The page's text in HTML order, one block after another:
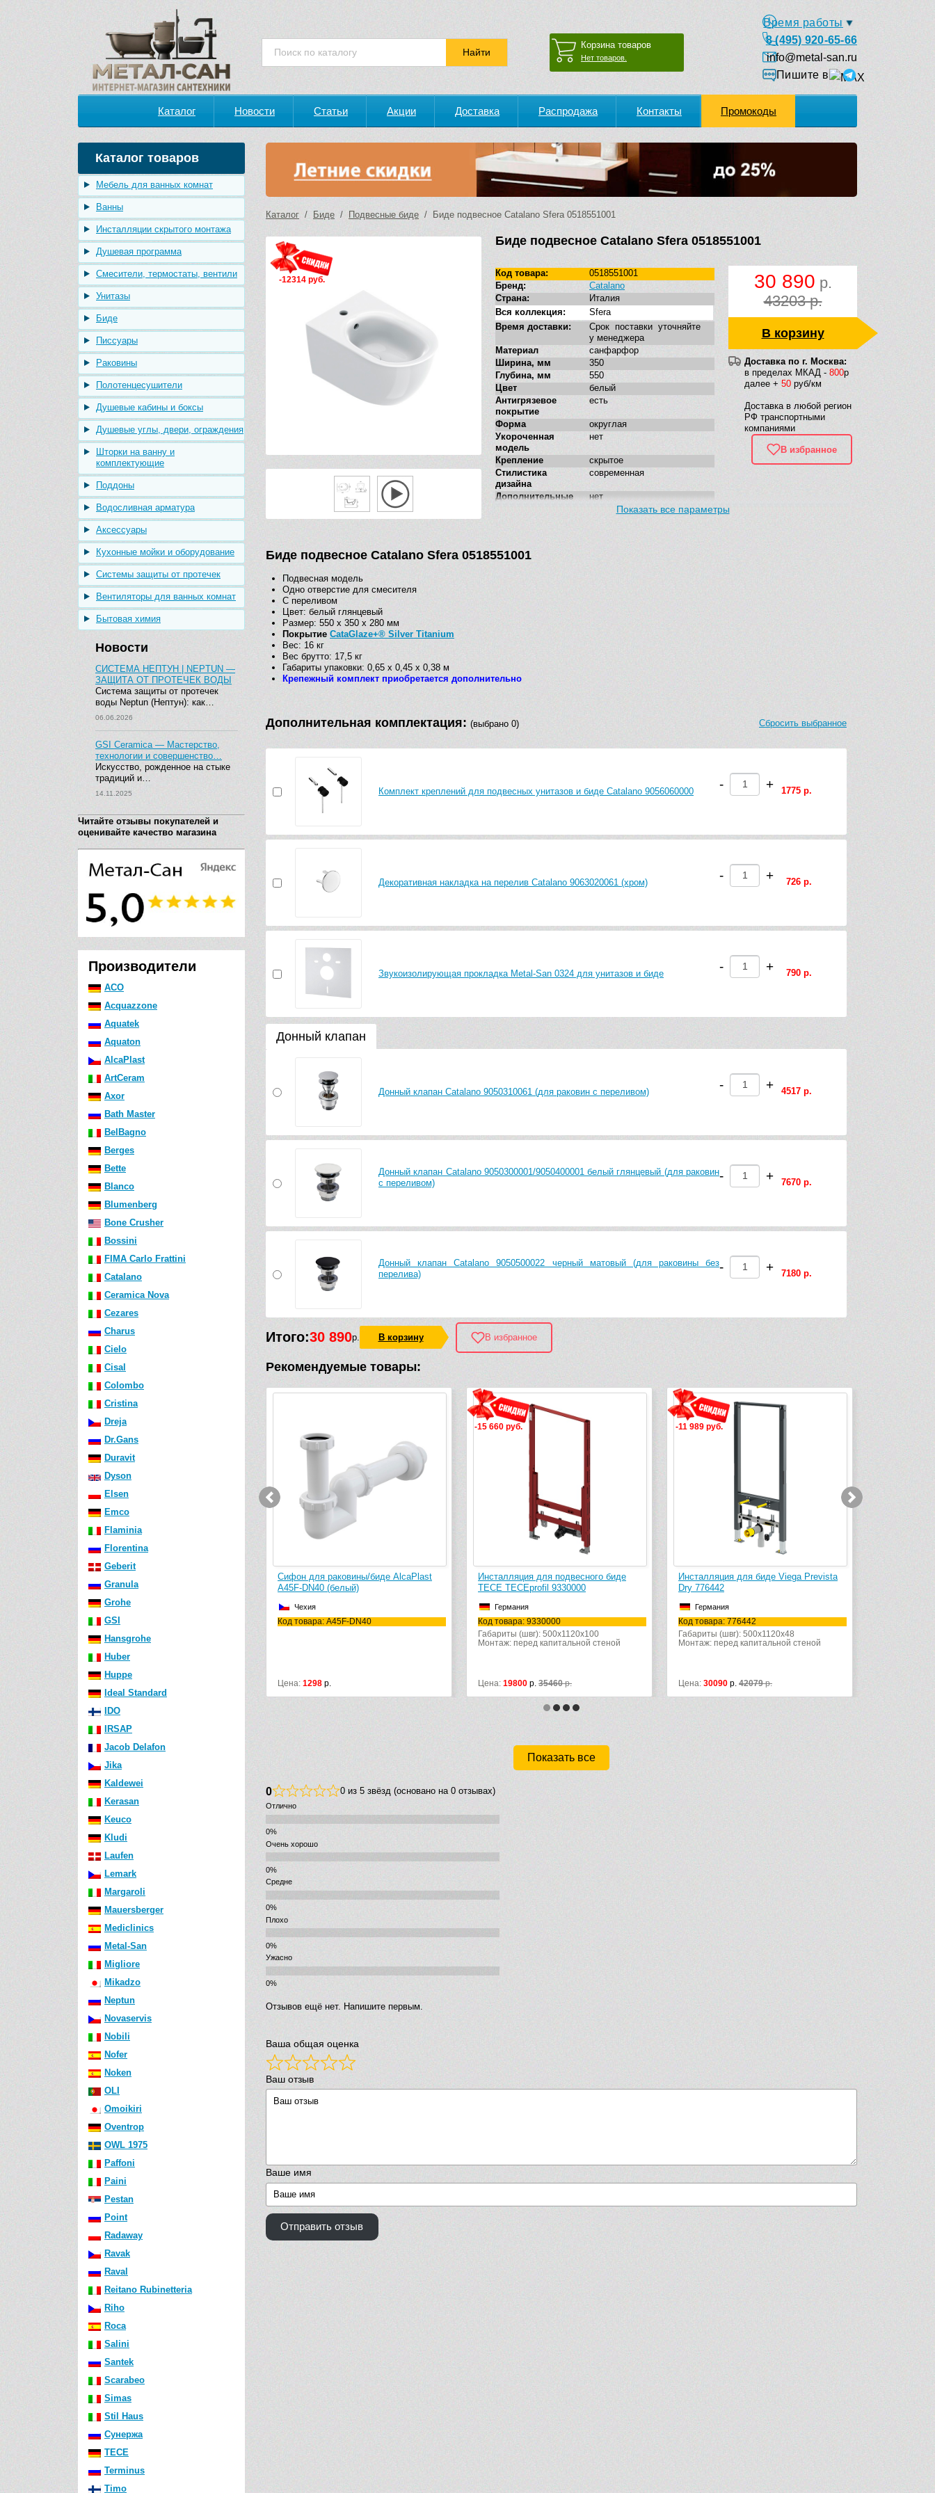
Корзина товаров
Нет товаров.
Время работы
8 (495) 920-65-66
info@metal-san.ru
Пишите в
Каталог Новости Статьи Акции Доставка Распродажа Контакты Промокоды
Каталог товаров
Мебель для ванных комнат
Ванны
Инсталляции скрытого монтажа
Душевая программа
Смесители, термостаты, вентили
Унитазы
Биде
Писсуары
Раковины
Полотенцесушители
Душевые кабины и боксы
Душевые углы, двери, ограждения
Шторки на ванну и
комплектующие
Поддоны
Водосливная арматура
Аксессуары
Кухонные мойки и оборудование
Системы защиты от протечек
Вентиляторы для ванных комнат
Бытовая химия
Новости
СИСТЕМА НЕПТУН | NEPTUN —
ЗАЩИТА ОТ ПРОТЕЧЕК ВОДЫ
Система защиты от протечек
воды Neptun (Нептун): как…
06.06.2026
GSI Ceramica — Мастерство,
технологии и совершенство…
Искусство, рожденное на стыке
традиций и…
14.11.2025
Читайте отзывы покупателей и
оценивайте качество магазина
Производители
ACO
Acquazzone
Aquatek
Aquaton
AlcaPlast
ArtCeram
Axor
Bath Master
BelBagno
Berges
Bette
Blanco
Blumenberg
Bone Crusher
Bossini
FIMA Carlo Frattini
Catalano
Ceramica Nova
Cezares
Charus
Cielo
Cisal
Colombo
Cristina
Dreja
Dr.Gans
Duravit
Dyson
Elsen
Emco
Flaminia
Florentina
Geberit
Granula
Grohe
GSI
Hansgrohe
Huber
Huppe
Ideal Standard
IDO
IRSAP
Jacob Delafon
Jika
Kaldewei
Kerasan
Keuco
Kludi
Laufen
Lemark
Margaroli
Mauersberger
Mediclinics
Metal-San
Migliore
Mikadzo
Neptun
Novaservis
Nobili
Nofer
Noken
OLI
Omoikiri
Oventrop
OWL 1975
Paffoni
Paini
Pestan
Point
Radaway
Ravak
Raval
Reitano Rubinetteria
Riho
Roca
Salini
Santek
Scarabeo
Simas
Stil Haus
Сунержа
TECE
Terminus
Timo
Каталог / Биде / Подвесные биде / Биде подвесное Catalano Sfera 0518551001
-12314 руб.
Биде подвесное Catalano Sfera 0518551001
30 890 р.
43203 р.
В корзину
Доставка по г. Москва:
в пределах МКАД - 800р
далее + 50 руб/км
Доставка в любой регион
РФ транспортными
компаниями
В избранное
Код товара:
0518551001
Бренд:
Catalano
Страна:
Италия
Вся коллекция:
Sfera
Время доставки:
Срок поставки уточняйте
у менеджера
Материал
санфарфор
Ширина, мм
350
Глубина, мм
550
Цвет
белый
Антигрязевое
покрытие
есть
Форма
округлая
Укороченная
модель
нет
Крепление
скрытое
Стилистика
дизайна
современная
Дополнительные
нет
Показать все параметры
Биде подвесное Catalano Sfera 0518551001
Подвесная модель
Одно отверстие для смесителя
С переливом
Цвет: белый глянцевый
Размер: 550 х 350 х 280 мм
Покрытие CataGlaze+® Silver Titanium
Вес: 16 кг
Вес брутто: 17,5 кг
Габариты упаковки: 0,65 х 0,45 х 0,38 м
Крепежный комплект приобретается дополнительно
Дополнительная комплектация: (выбрано 0) Сбросить выбранное
Комплект креплений для подвесных унитазов и биде Catalano 9056060000 - + 1775 р.
Декоративная накладка на перелив Catalano 9063020061 (хром) - + 726 р.
Звукоизолирующая прокладка Metal-San 0324 для унитазов и биде - + 790 р.
Донный клапан
Донный клапан Catalano 9050310061 (для раковин с переливом) - + 4517 р.
Донный клапан Catalano 9050300001/9050400001 белый глянцевый (для раковин
с переливом)
- + 7670 р.
Донный клапан Catalano 9050500022 черный матовый (для раковины без
перелива)
- + 7180 р.
Итого:30 890р. В корзину В избранное
Рекомендуемые товары:
A45F-DN32 (AG210902132) (белый)
Код товара: AG210902132
Сифон для раковины/биде AlcaPlast
A45F-DN40 (белый)
Код товара: A45F-DN40
р.
-15 660 руб.
Инсталляция для подвесного биде
TECE TECEprofil 9330000
Германия
Код товара: 9330000
Габариты (швг): 500x1120x100
Монтаж: перед капитальной стеной
19800р.35460р.
-11 989 руб.
Инсталляция для биде Viega Prevista
Dry 776442
Германия
Код товара: 776442
Габариты (швг): 500x1120x48
Монтаж: перед капитальной стеной
30090р.42079р.
Инсталляция для
Монтаж: перед
Показать все
0 0 из 5 звёзд (основано на 0 отзывах)
Отлично
Очень хорошо
Средне
Плохо
Ужасно
Отзывов ещё нет. Напишите первым.
Ваша общая оценка
Ваш отзыв
Ваше имя
Отправить отзыв